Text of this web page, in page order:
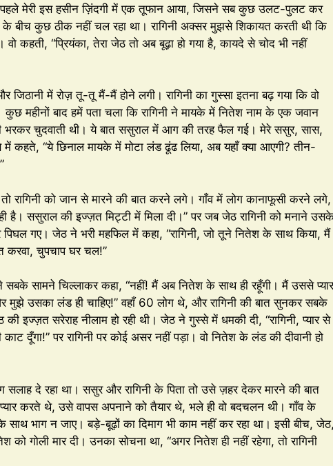
मेरी इस हसीन ज़िंदगी में एक तूफान आया, जिसने सब कुछ उलट-पुलट कर
के बीच कुछ ठीक नहीं चल रहा था। रागिनी अक्सर मुझसे शिकायत करती थी कि
कहती, “प्रियंका, तेरा जेठ तो अब बूढ़ा हो गया है, कायदे से चोद भी नहीं
में रोज़ तू-तू मैं-मैं होने लगी। रागिनी का गुस्सा इतना बढ़ गया कि वो
महीनों बाद हमें पता चला कि रागिनी ने मायके में नितेश नाम के एक जवान
चुदवाती थी। ये बात ससुराल में आग की तरह फैल गई। मेरे ससुर, सास,
कहते, “ये छिनाल मायके में मोटा लंड ढूंढ लिया, अब यहाँ क्या आएगी? तीन-
रागिनी को जान से मारने की बात करने लगे। गाँव में लोग कानाफूसी करने लगे,
है। ससुराल की इज्ज़त मिट्टी में मिला दी।” पर जब जेठ रागिनी को मनाने
गए। जेठ ने भरी महफिल में कहा, “रागिनी, जो तूने नितेश के साथ किया, मैं
करवा, चुपचाप घर चल!”
सबके सामने चिल्लाकर कहा, “नहीं! मैं अब नितेश के साथ ही रहूँगी। मैं उससे प्यार
उसका लंड ही चाहिए!” वहाँ 60 लोग थे, और रागिनी की बात सुनकर सबके
इज्ज़त सरेराह नीलाम हो रही थी। जेठ ने गुस्से में धमकी दी, “रागिनी, प्यार से
काट दूँगा!” पर रागिनी पर कोई असर नहीं पड़ा। वो नितेश के लंड की दीवानी हो
दे रहा था। ससुर और रागिनी के पिता तो उसे ज़हर देकर मारने की बात
करते थे, उसे वापस अपनाने को तैयार थे, भले ही वो बदचलन थी। गाँव के
भाग न जाए। बड़े-बूढ़ों का दिमाग भी काम नहीं कर रहा था। इसी बीच, जेठ,
गोली मार दी। उनका सोचना था, “अगर नितेश ही नहीं रहेगा, तो रागिनी